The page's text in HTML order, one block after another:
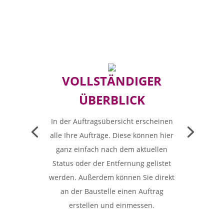
VOLLSTÄNDIGER
ÜBERBLICK
In der Auftragsübersicht erscheinen
alle Ihre Aufträge. Diese können hier
ganz einfach nach dem aktuellen
Status oder der Entfernung gelistet
werden. Außerdem können Sie direkt
an der Baustelle einen Auftrag
erstellen und einmessen.